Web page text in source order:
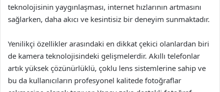
teknolojisinin yaygınlaşması, internet hızlarının artmasını
sağlarken, daha akıcı ve kesintisiz bir deneyim sunmaktadır.
Yenilikçi özellikler arasındaki en dikkat çekici olanlardan biri
de kamera teknolojisindeki gelişmelerdir. Akıllı telefonlar
artık yüksek çözünürlüklü, çoklu lens sistemlerine sahip ve
bu da kullanıcıların profesyonel kalitede fotoğraflar